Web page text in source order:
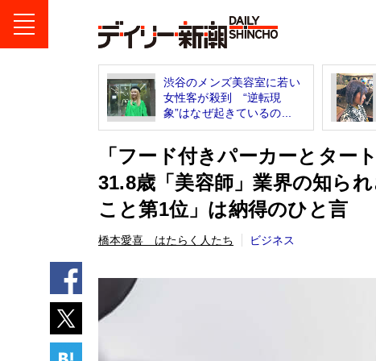
渋谷のメンズ美容室に若い
女性客が殺到 “逆転現
象”はなぜ起きているの...
「フード付きパーカーとタ
31.8歳「美容師」業界の知ら
こと第1位」は納得のひと言
橋本愛喜 はたらく人たち ビジネス